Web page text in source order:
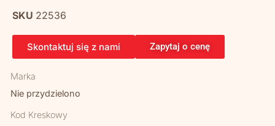
SKU 22536
Skontaktuj się z nami Zapytaj o cenę
Marka
Nie przydzielono
Kod Kreskowy